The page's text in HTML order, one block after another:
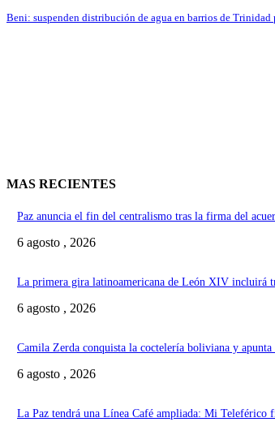
Beni: suspenden distribución de agua en barrios de Trinidad
MAS RECIENTES
Paz anuncia el fin del centralismo tras la firma del
6 agosto , 2026
La primera gira latinoamericana de León XIV incluirá
6 agosto , 2026
Camila Zerda conquista la coctelería boliviana y
6 agosto , 2026
La Paz tendrá una Línea Café ampliada: Mi Teleférico